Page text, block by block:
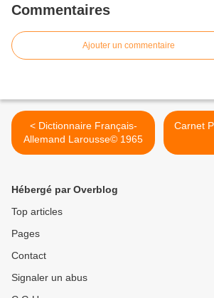
Commentaires
Ajouter un commentaire
< Dictionnaire Français-
Allemand Larousse© 1965
Carnet
Hébergé par Overblog
Top articles
Pages
Contact
Signaler un abus